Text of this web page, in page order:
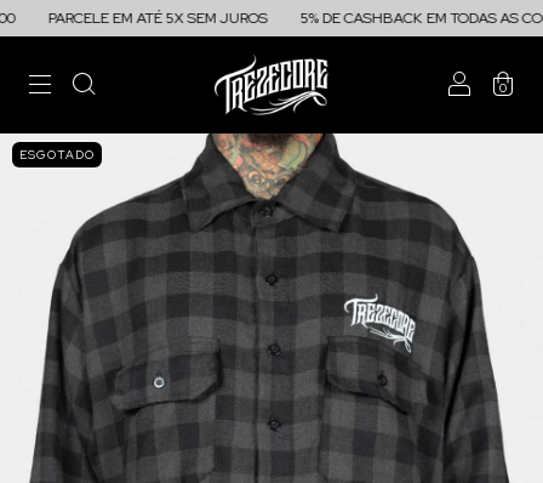
PARCELE EM ATÉ 5X SEM JUROS 5% DE CASHBACK EM TODAS AS
0
ESGOTADO